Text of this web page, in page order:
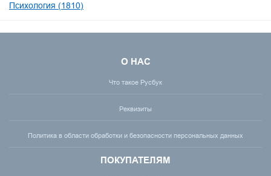
Психология (1810)
О НАС
Что такое Русбук
Реквизиты
Политика в области обработки и безопасности персональных данных
ПОКУПАТЕЛЯМ